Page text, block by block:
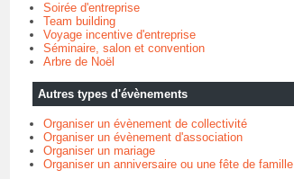
Soirée d'entreprise
Team building
Voyage incentive d'entreprise
Séminaire, salon et convention
Arbre de Noël
Autres types d'évènements
Organiser un évènement de collectivité
Organiser un évènement d'association
Organiser un mariage
Organiser un anniversaire ou une fête de famille